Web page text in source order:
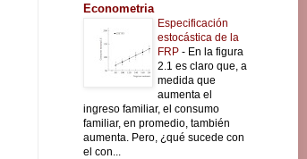
Econometria
Especificación
estocástica de la
FRP - En la figura
2.1 es claro que, a
medida que
aumenta el
ingreso familiar, el consumo
familiar, en promedio, también
aumenta. Pero, ¿qué sucede con
el con...